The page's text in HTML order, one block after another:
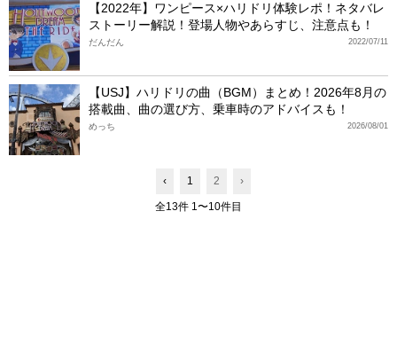
【2022年】ワンピース×ハリドリ体験レポ！ネタバレ
ストーリー解説！登場人物やあらすじ、注意点も！
2022/07/11
だんだん
【USJ】ハリドリの曲（BGM）まとめ！2026年8月の
搭載曲、曲の選び方、乗車時のアドバイスも！
2026/08/01
めっち
‹ 1 2 ›
全13件 1〜10件目